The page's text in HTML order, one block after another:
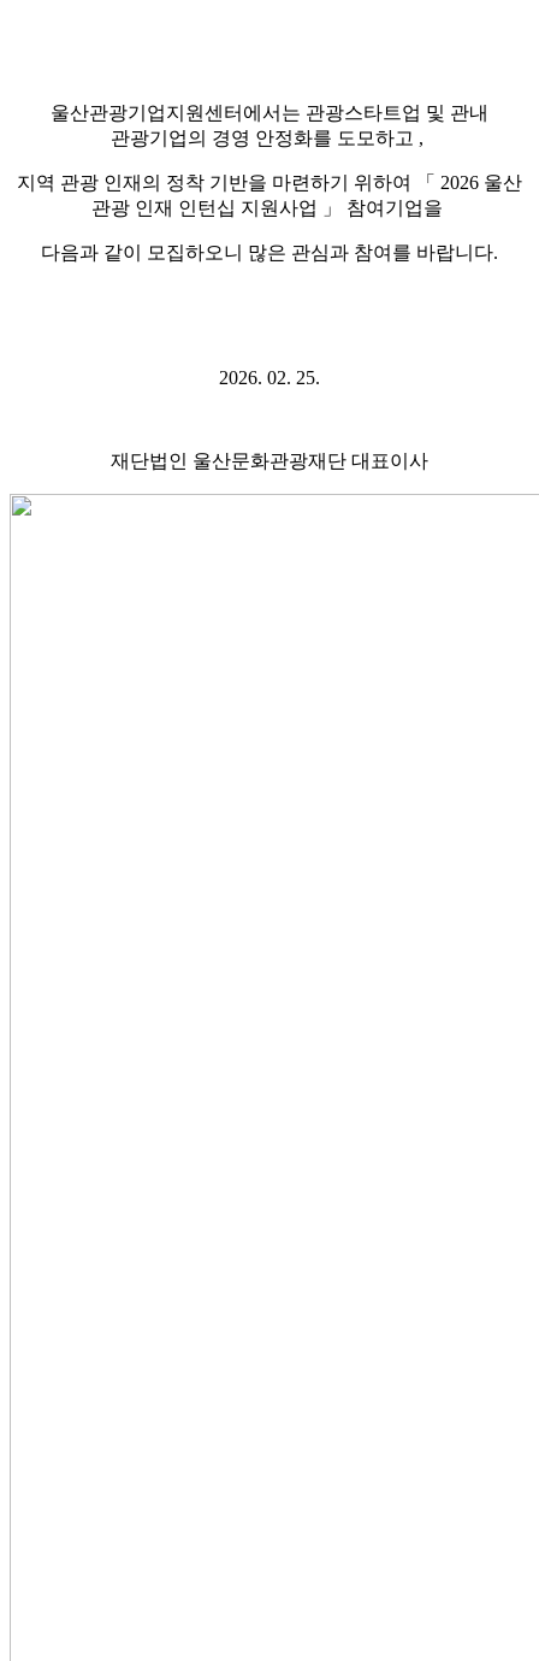
울산관광기업지원센터에서는 관광스타트업 및 관내
관광기업의 경영 안정화를 도모하고 ,
지역 관광 인재의 정착 기반을 마련하기 위하여 「 2026 울산
관광 인재 인턴십 지원사업 」 참여기업을
다음과 같이 모집하오니 많은 관심과 참여를 바랍니다.
2026. 02. 25.
재단법인 울산문화관광재단 대표이사